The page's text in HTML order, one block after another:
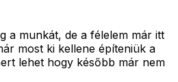
a munkát, de a félelem már itt
most ki kellene építeniük a
lehet hogy később már nem